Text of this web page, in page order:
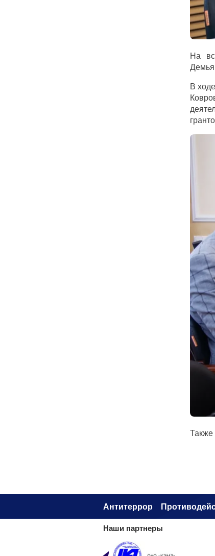
На
В
Также
Антитеррор
Наши партнеры